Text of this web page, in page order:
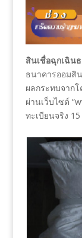
สินเชื่อฉุกเฉิน
ธนาคารออมสิ
ผลกระทบจาก
ผ่านเว็บไซต์
ทะเบียนจริง